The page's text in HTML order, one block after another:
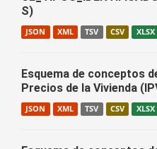
S)
JSON XML TSV CSV XLSX
Esquema de conceptos
Precios de la Vivienda
JSON XML TSV CSV XLSX